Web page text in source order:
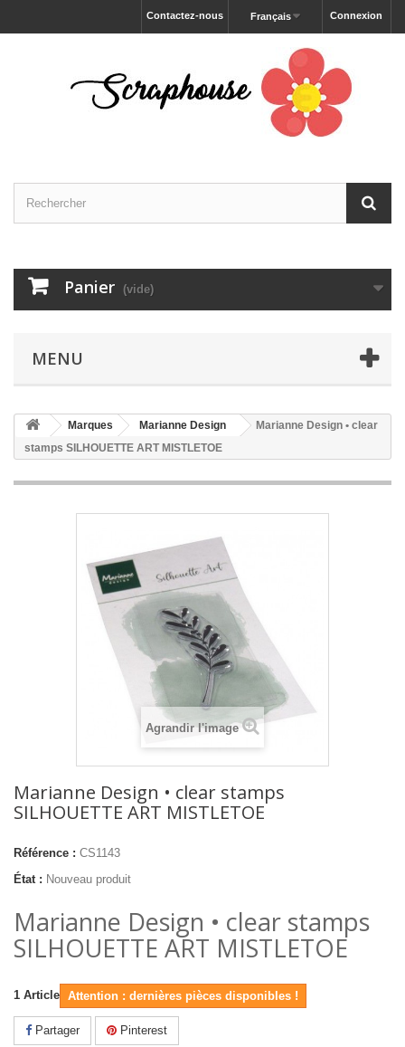
Connexion
Français
Contactez-nous
Panier (vide)
MENU
Marques Marianne Design
Marianne Design • clear
stamps SILHOUETTE ART MISTLETOE
Agrandir l'image
Marianne Design • clear stamps
SILHOUETTE ART MISTLETOE
Référence : CS1143
État : Nouveau produit
Marianne Design • clear stamps
SILHOUETTE ART MISTLETOE
1 Article Attention : dernières pièces disponibles !
Partager Pinterest